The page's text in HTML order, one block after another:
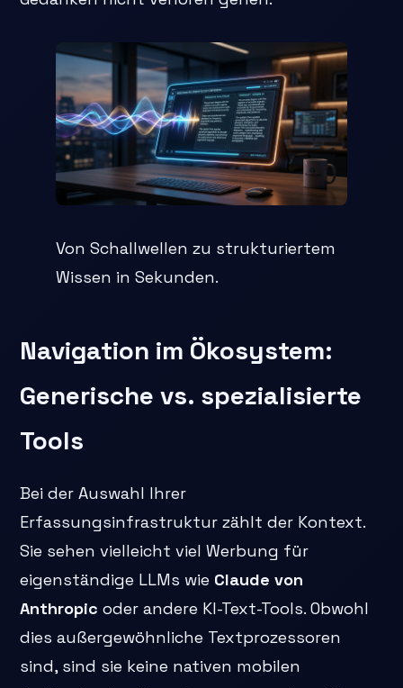
Von Schallwellen zu strukturiertem
Wissen in Sekunden.
Navigation im Ökosystem:
Generische vs. spezialisierte
Tools
Bei der Auswahl Ihrer
Erfassungsinfrastruktur zählt der Kontext.
Sie sehen vielleicht viel Werbung für
eigenständige LLMs wie Claude von
Anthropic oder andere KI-Text-Tools. Obwohl
dies außergewöhnliche Textprozessoren
sind, sind sie keine nativen mobilen